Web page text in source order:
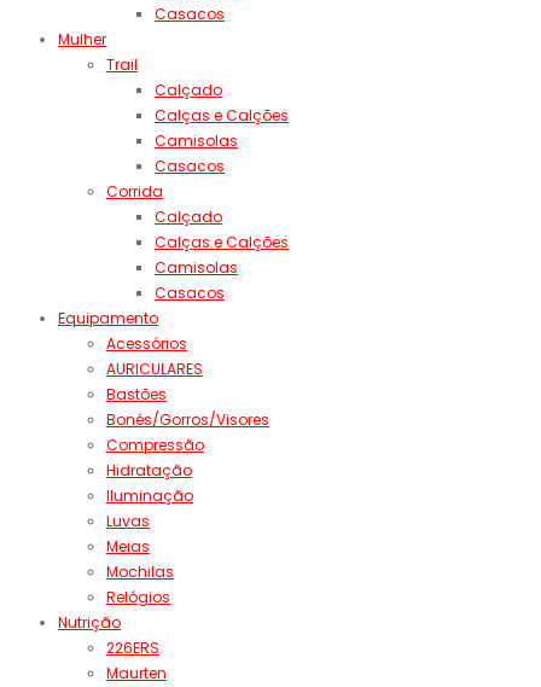
Casacos
Mulher
Trail
Calçado
Calças e Calções
Camisolas
Casacos
Corrida
Calçado
Calças e Calções
Camisolas
Casacos
Equipamento
Acessórios
AURICULARES
Bastões
Bonés/Gorros/Visores
Compressão
Hidratação
Iluminação
Luvas
Meias
Mochilas
Relógios
Nutrição
226ERS
Maurten